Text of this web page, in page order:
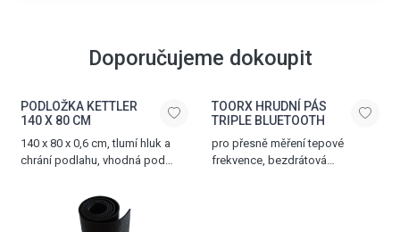
Doporučujeme dokoupit
PODLOŽKA KETTLER
140 X 80 CM
140 x 80 x 0,6 cm, tlumí hluk a
chrání podlahu, vhodná pod
trenažéry a další posilovací
TOORX HRUDNÍ PÁS
TRIPLE BLUETOOTH
pro přesně měření tepové
frekvence, bezdrátová